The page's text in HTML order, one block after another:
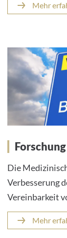
Mehr
Die
Verbesserung
Vereinbarkeit
Mehr